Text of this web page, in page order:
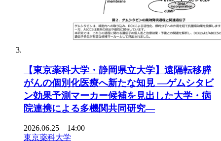
【東京薬科大学・静岡県立大学】遠隔転移膵
がんの個別化医療へ新たな知見 ―ゲムシタビ
ン効果予測マーカー候補を見出した大学・病
院連携による多機関共同研究―
2026.06.25 14:00
東京薬科大学